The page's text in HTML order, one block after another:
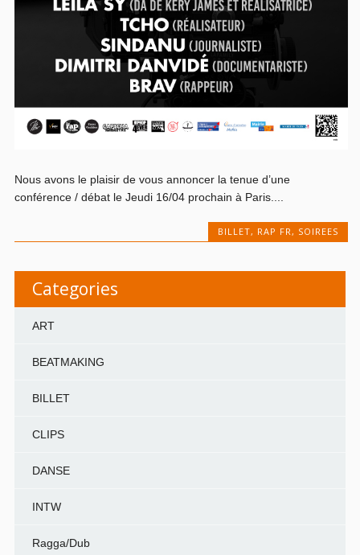
Nous avons le plaisir de vous annoncer la tenue d’une
conférence / débat le Jeudi 16/04 prochain à Paris....
BILLET, RAP FR, SOIREES
Categories
ART
BEATMAKING
BILLET
CLIPS
DANSE
INTW
Ragga/Dub